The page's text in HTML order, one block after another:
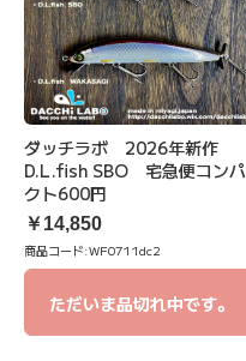
ダッチラボ 2026年新作
D.L.fish SBO 宅急便コンパ
クト600円
￥14,850
商品コード:WF0711dc2
ただいま品切れ中です。